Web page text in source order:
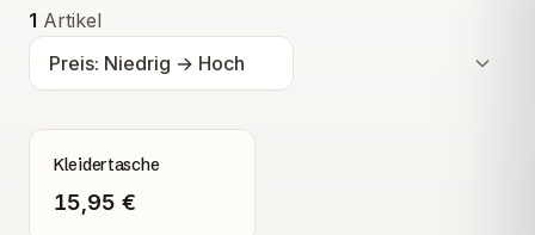
Alle Produkte
1 Artikel
Kleidertasche
15,95 €